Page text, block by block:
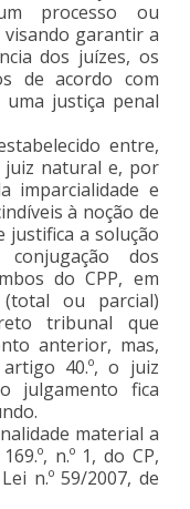
processo ou
garantir a
dos juízes, os
de acordo com
justiça penal
entre,
natural e, por
imparcialidade e
à noção de
justifica a solução
dos
do CPP, em
ou parcial)
tribunal que
anterior, mas,
40.º, o juiz
julgamento fica
material a
n.º 1, do CP,
n.º 59/2007, de